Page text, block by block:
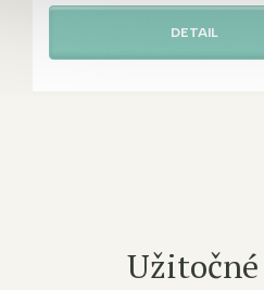
DETAIL